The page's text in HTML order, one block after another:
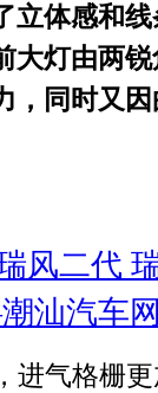
立体感和
大灯由两
，同时又
气格栅